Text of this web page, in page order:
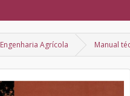
Engenharia Agrícola Manual